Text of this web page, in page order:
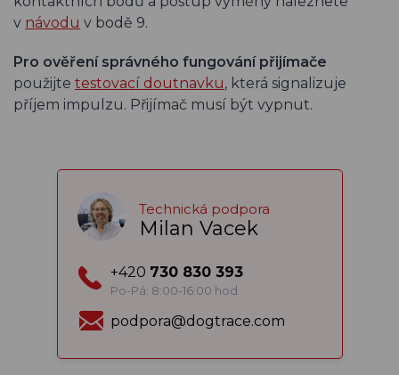
v návodu v bodě 9.
Pro ověření správného fungování přijímače
použijte testovací doutnavku, která signalizuje
příjem impulzu. Přijímač musí být vypnut.
Technická podpora
Milan Vacek
+420 730 830 393
Po-Pá: 8:00-16:00 hod
podpora@dogtrace.com